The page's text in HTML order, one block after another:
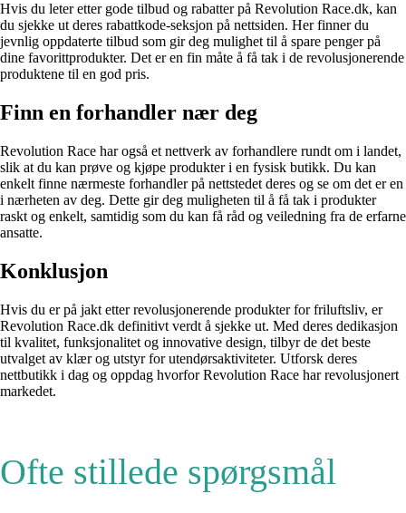
Hvis du leter etter gode tilbud og rabatter på Revolution Race.dk, kan
du sjekke ut deres rabattkode-seksjon på nettsiden. Her finner du
jevnlig oppdaterte tilbud som gir deg mulighet til å spare penger på
dine favorittprodukter. Det er en fin måte å få tak i de revolusjonerende
produktene til en god pris.
Finn en forhandler nær deg
Revolution Race har også et nettverk av forhandlere rundt om i landet,
slik at du kan prøve og kjøpe produkter i en fysisk butikk. Du kan
enkelt finne nærmeste forhandler på nettstedet deres og se om det er en
i nærheten av deg. Dette gir deg muligheten til å få tak i produkter
raskt og enkelt, samtidig som du kan få råd og veiledning fra de erfarne
ansatte.
Konklusjon
Hvis du er på jakt etter revolusjonerende produkter for friluftsliv, er
Revolution Race.dk definitivt verdt å sjekke ut. Med deres dedikasjon
til kvalitet, funksjonalitet og innovative design, tilbyr de det beste
utvalget av klær og utstyr for utendørsaktiviteter. Utforsk deres
nettbutikk i dag og oppdag hvorfor Revolution Race har revolusjonert
markedet.
Ofte stillede spørgsmål